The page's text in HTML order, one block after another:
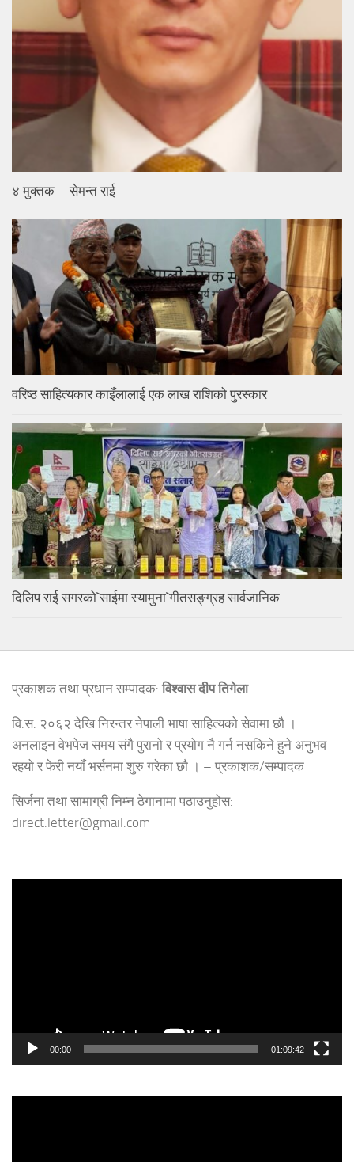
४ मुक्तक – सेमन्त राई
वरिष्ठ साहित्यकार काइँलालाई एक लाख राशिको पुरस्कार
दिलिप राई सगरको`साईमा स्यामुना`गीतसङ्ग्रह सार्वजानिक
प्रकाशक तथा प्रधान सम्पादक:विश्वास दीप तिगेला
वि.स. २०६२ देखि निरन्तर नेपाली भाषा साहित्यको सेवामा छौ ।
अनलाइन वेभपेज समय संगै पुरानो र प्रयोग नै गर्न नसकिने हुने अनुभव
रहयो र फेरी नयाँ भर्सनमा शुरु गरेका छौ । – प्रकाशक/सम्पादक
सिर्जना तथा सामाग्री निम्न ठेगानामा पठाउनुहोस:
direct.letter@gmail.com
00:00 01:09:42